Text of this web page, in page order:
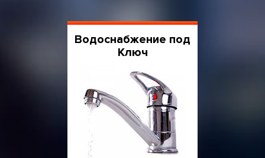
Водоснабжение под
Ключ